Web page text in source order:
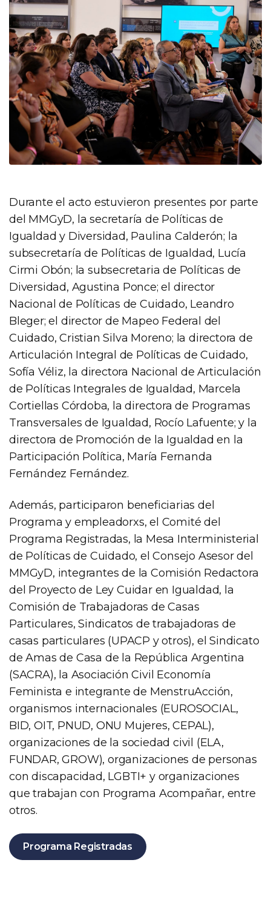
Durante el acto estuvieron presentes por parte
del MMGyD, la secretaría de Políticas de
Igualdad y Diversidad, Paulina Calderón; la
subsecretaría de Políticas de Igualdad, Lucía
Cirmi Obón; la subsecretaria de Políticas de
Diversidad, Agustina Ponce; el director
Nacional de Políticas de Cuidado, Leandro
Bleger; el director de Mapeo Federal del
Cuidado, Cristian Silva Moreno; la directora de
Articulación Integral de Políticas de Cuidado,
Sofía Véliz, la directora Nacional de Articulación
de Políticas Integrales de Igualdad, Marcela
Cortiellas Córdoba, la directora de Programas
Transversales de Igualdad, Rocío Lafuente; y la
directora de Promoción de la Igualdad en la
Participación Política, María Fernanda
Fernández Fernández.
Además, participaron beneficiarias del
Programa y empleadorxs, el Comité del
Programa Registradas, la Mesa Interministerial
de Políticas de Cuidado, el Consejo Asesor del
MMGyD, integrantes de la Comisión Redactora
del Proyecto de Ley Cuidar en Igualdad, la
Comisión de Trabajadoras de Casas
Particulares, Sindicatos de trabajadoras de
casas particulares (UPACP y otros), el Sindicato
de Amas de Casa de la República Argentina
(SACRA), la Asociación Civil Economía
Feminista e integrante de MenstruAcción,
organismos internacionales (EUROSOCIAL,
BID, OIT, PNUD, ONU Mujeres, CEPAL),
organizaciones de la sociedad civil (ELA,
FUNDAR, GROW), organizaciones de personas
con discapacidad, LGBTI+ y organizaciones
que trabajan con Programa Acompañar, entre
otros.
Programa Registradas